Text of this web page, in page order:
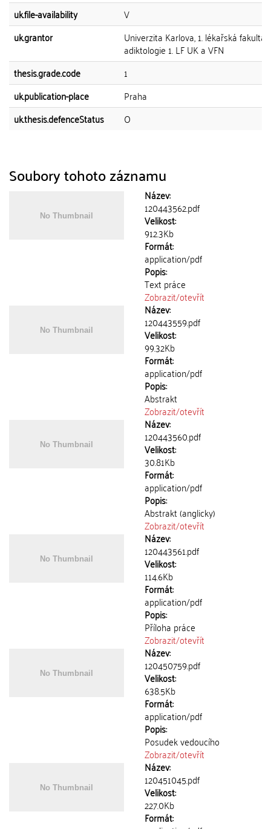
uk.file-availability
V
uk.grantor
Univerzita Karlova, 1. lékařská fakulta,
adiktologie 1. LF UK a VFN
thesis.grade.code
1
uk.publication-place
Praha
uk.thesis.defenceStatus
O
Soubory tohoto záznamu
Název:
120443562.pdf
Velikost:
912.3Kb
Formát:
application/pdf
Popis:
Text práce
Zobrazit/otevřít
Název:
120443559.pdf
Velikost:
99.32Kb
Formát:
application/pdf
Popis:
Abstrakt
Zobrazit/otevřít
Název:
120443560.pdf
Velikost:
30.81Kb
Formát:
application/pdf
Popis:
Abstrakt (anglicky)
Zobrazit/otevřít
Název:
120443561.pdf
Velikost:
114.6Kb
Formát:
application/pdf
Popis:
Příloha práce
Zobrazit/otevřít
Název:
120450759.pdf
Velikost:
638.5Kb
Formát:
application/pdf
Popis:
Posudek vedoucího
Zobrazit/otevřít
Název:
120451045.pdf
Velikost:
227.0Kb
Formát: